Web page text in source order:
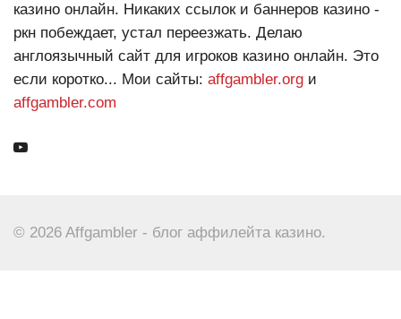
казино онлайн. Никаких ссылок и баннеров казино -
ркн побеждает, устал переезжать. Делаю
англоязычный сайт для игроков казино онлайн. Это
если коротко... Мои сайты: affgambler.org и
affgambler.com
© 2026 Affgambler - блог аффилейта казино.